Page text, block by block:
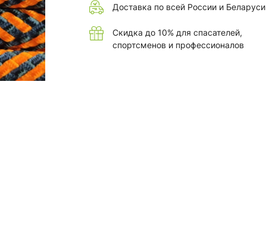
Доставка по всей России и Беларуси
Скидка до 10% для спасателей,
спортсменов и профессионалов